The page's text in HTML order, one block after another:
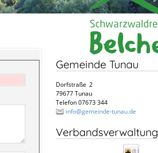
Gemeinde Tunau
Dorfstraße 2
79677 Tunau
Telefon 07673 344
info@gemeinde-tunau.de
Verbandsverwaltung